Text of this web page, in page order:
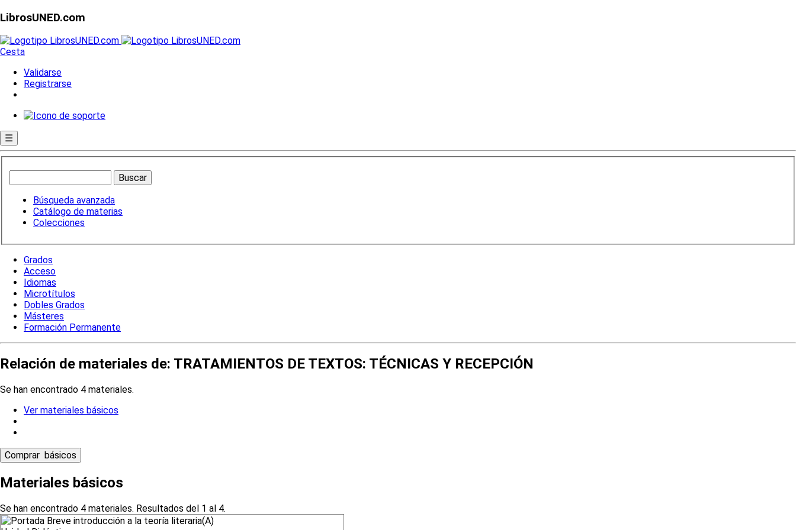
LibrosUNED.com
Cesta
Validarse
Registrarse
☰
Búsqueda avanzada
Catálogo de materias
Colecciones
Grados
Acceso
Idiomas
Microtítulos
Dobles Grados
Másteres
Formación Permanente
Relación de materiales de: TRATAMIENTOS DE TEXTOS: TÉCNICAS Y RECEPCIÓN
Se han encontrado 4 materiales.
Ver materiales básicos
Materiales básicos
Se han encontrado 4 materiales. Resultados del 1 al 4.